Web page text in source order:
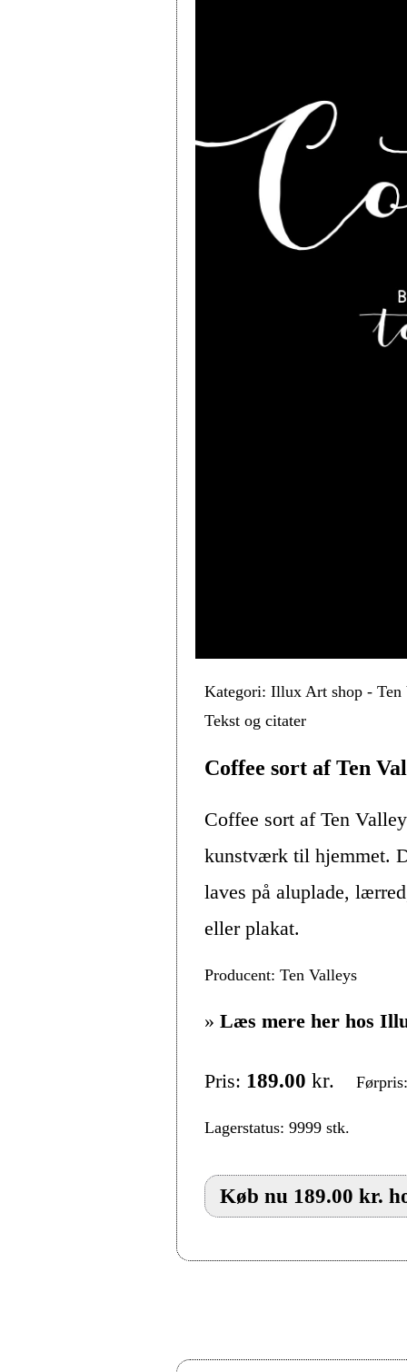
Kategori: Illux Art shop -
Tekst og citater
Coffee sort af Ten
Coffee sort af Ten
kunstværk til hjemmet.
laves på aluplade,
eller plakat.
Producent: Ten Valleys
» Læs mere her hos
Pris: 189.00 kr.
Lagerstatus: 9999 stk.
Køb nu 189.00 kr.